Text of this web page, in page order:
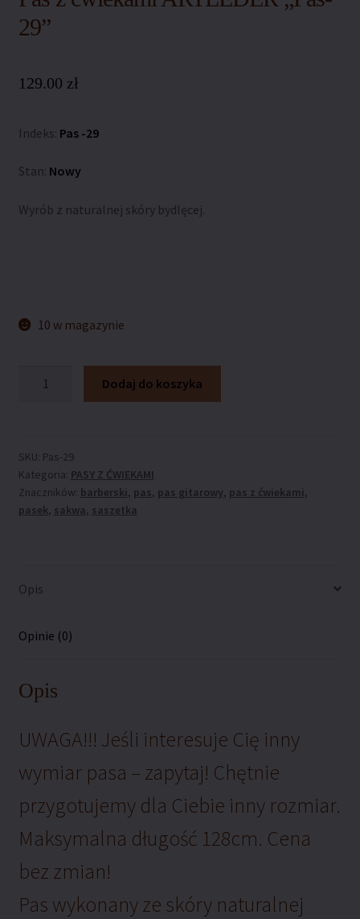
Sklep
Zamówienie
29”
129.00 zł
Indeks: Pas -29
Stan: Nowy
Wyrób z naturalnej skóry bydlęcej.
10 w magazynie
ARTLEDER
„Pas-
29”
Dodaj do koszyka
SKU: Pas-29
Kategoria: PASY Z ĆWIEKAMI
Znaczników: barberski, pas, pas gitarowy, pas z ćwiekami,
pasek, sakwa, saszetka
Opis
Opinie (0)
Opis
UWAGA!!! Jeśli interesuje Cię inny
wymiar pasa – zapytaj! Chętnie
przygotujemy dla Ciebie inny rozmiar.
Maksymalna długość 128cm. Cena
bez zmian!
Pas wykonany ze skóry naturalnej